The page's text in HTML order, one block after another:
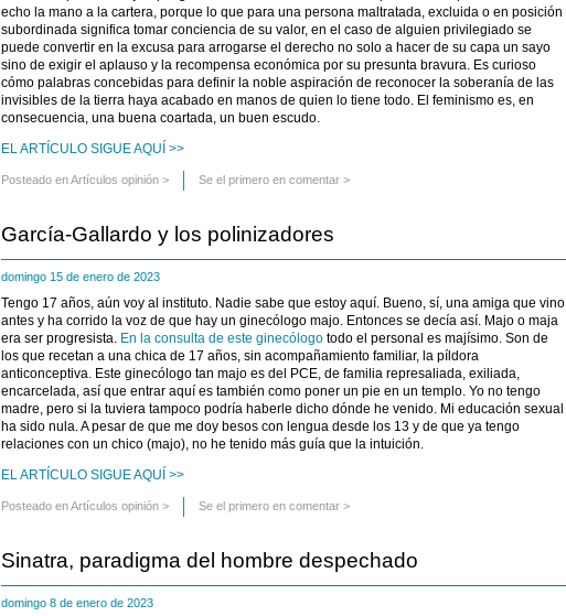
echo la mano a la cartera, porque lo que para una persona maltratada, excluida o en posición
subordinada significa tomar conciencia de su valor, en el caso de alguien privilegiado se
puede convertir en la excusa para arrogarse el derecho no solo a hacer de su capa un sayo
sino de exigir el aplauso y la recompensa económica por su presunta bravura. Es curioso
cómo palabras concebidas para definir la noble aspiración de reconocer la soberanía de las
invisibles de la tierra haya acabado en manos de quien lo tiene todo. El feminismo es, en
consecuencia, una buena coartada, un buen escudo.
EL ARTÍCULO SIGUE AQUÍ >>
Posteado enArtículos opinión > Se el primero en comentar >
García-Gallardo y los polinizadores
domingo 15 de enero de 2023
Tengo 17 años, aún voy al instituto. Nadie sabe que estoy aquí. Bueno, sí, una amiga que vino
antes y ha corrido la voz de que hay un ginecólogo majo. Entonces se decía así. Majo o maja
era ser progresista. En la consulta de este ginecólogo todo el personal es majísimo. Son de
los que recetan a una chica de 17 años, sin acompañamiento familiar, la píldora
anticonceptiva. Este ginecólogo tan majo es del PCE, de familia represaliada, exiliada,
encarcelada, así que entrar aquí es también como poner un pie en un templo. Yo no tengo
madre, pero si la tuviera tampoco podría haberle dicho dónde he venido. Mi educación sexual
ha sido nula. A pesar de que me doy besos con lengua desde los 13 y de que ya tengo
relaciones con un chico (majo), no he tenido más guía que la intuición.
EL ARTÍCULO SIGUE AQUÍ >>
Posteado enArtículos opinión > Se el primero en comentar >
Sinatra, paradigma del hombre despechado
domingo 8 de enero de 2023